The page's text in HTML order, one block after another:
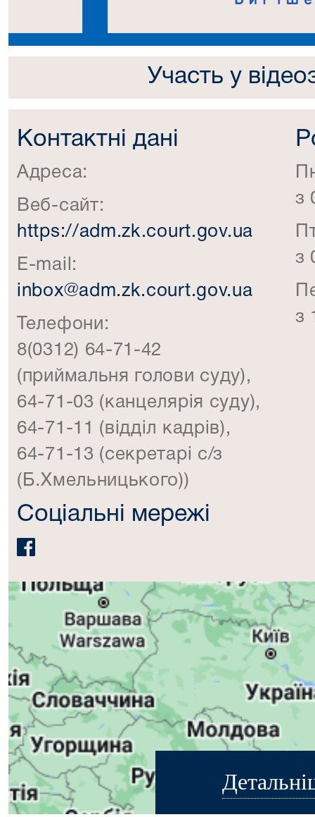
Участь у
Контактні дані
Адреса:
Веб-сайт:
https://adm.zk.court.gov.ua
E-mail:
inbox@adm.zk.court.gov.ua
Телефони:
8(0312) 64-71-42
(приймальня голови суду),
64-71-03 (канцелярія суду),
64-71-11 (відділ кадрів),
64-71-13 (секретарі с/з
(Б.Хмельницького))
Соціальні мережі
з
з
з